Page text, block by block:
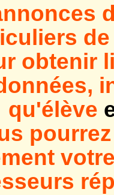
obtenir
qu'élève